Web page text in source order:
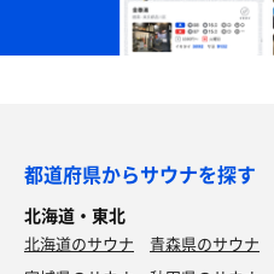
都道府県からサウナを探す
北海道・東北
北海道のサウナ 青森県のサウナ